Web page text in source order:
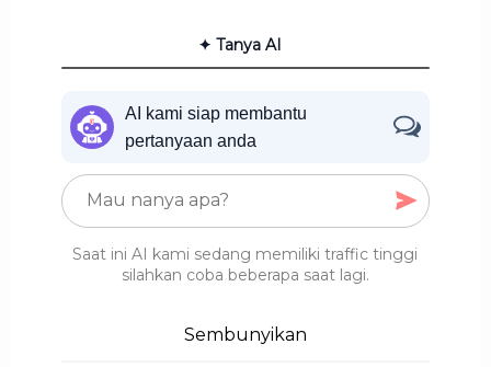
✦ Tanya AI
AI kami siap membantu
pertanyaan anda
Saat ini AI kami sedang memiliki traffic tinggi
silahkan coba beberapa saat lagi.
Sembunyikan